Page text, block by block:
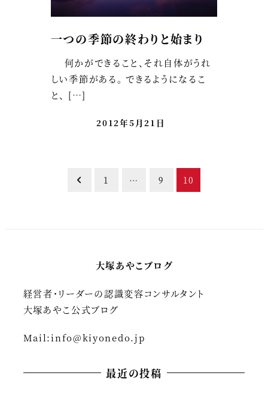
一つの季節の終わりと始まり
何かができること、それ自体がうれ
しい季節がある。 できるようになるこ
と、 […]
2012年5月21日
ジ
送
1 … 9 10
大塚あやこブログ
経営者・リーダーの認識変容コンサルタント
大塚あやこ公式ブログ
Mail:info@kiyonedo.jp
最近の投稿